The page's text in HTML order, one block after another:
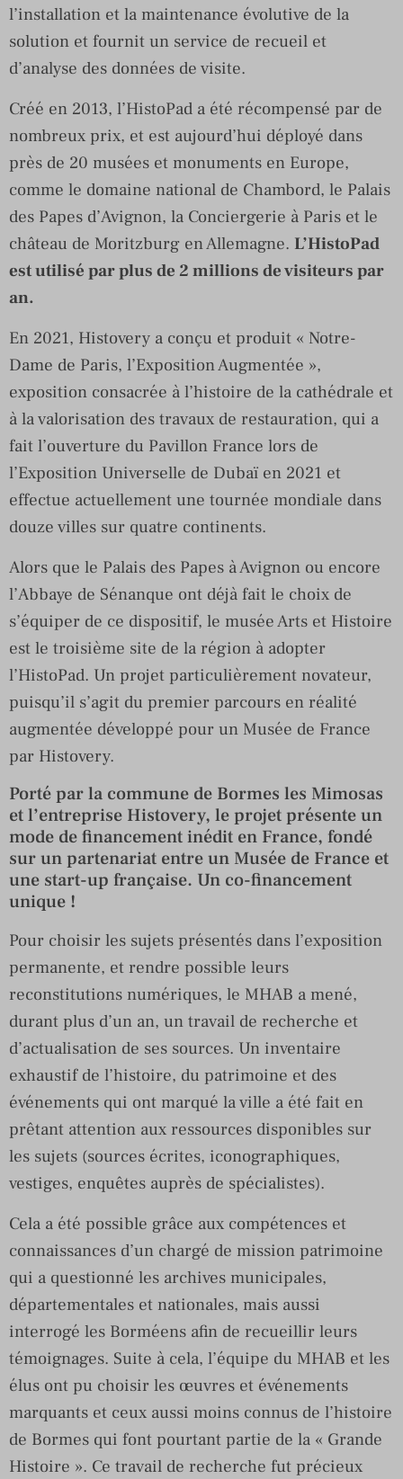
l’installation et la maintenance évolutive de la
solution et fournit un service de recueil et
d’analyse des données de visite.
Créé en 2013, l’HistoPad a été récompensé par de
nombreux prix, et est aujourd’hui déployé dans
près de 20 musées et monuments en Europe,
comme le domaine national de Chambord, le Palais
des Papes d’Avignon, la Conciergerie à Paris et le
château de Moritzburg en Allemagne. L’HistoPad
est utilisé par plus de 2 millions de visiteurs par
an.
En 2021, Histovery a conçu et produit « Notre-
Dame de Paris, l’Exposition Augmentée »,
exposition consacrée à l’histoire de la cathédrale et
à la valorisation des travaux de restauration, qui a
fait l’ouverture du Pavillon France lors de
l’Exposition Universelle de Dubaï en 2021 et
effectue actuellement une tournée mondiale dans
douze villes sur quatre continents.
Alors que le Palais des Papes à Avignon ou encore
l’Abbaye de Sénanque ont déjà fait le choix de
s’équiper de ce dispositif, le musée Arts et Histoire
est le troisième site de la région à adopter
l’HistoPad. Un projet particulièrement novateur,
puisqu’il s’agit du premier parcours en réalité
augmentée développé pour un Musée de France
par Histovery.
Porté par la commune de Bormes les Mimosas
et l’entreprise Histovery, le projet présente un
mode de financement inédit en France, fondé
sur un partenariat entre un Musée de France et
une start-up française. Un co-financement
unique !
Pour choisir les sujets présentés dans l’exposition
permanente, et rendre possible leurs
reconstitutions numériques, le MHAB a mené,
durant plus d’un an, un travail de recherche et
d’actualisation de ses sources. Un inventaire
exhaustif de l’histoire, du patrimoine et des
événements qui ont marqué la ville a été fait en
prêtant attention aux ressources disponibles sur
les sujets (sources écrites, iconographiques,
vestiges, enquêtes auprès de spécialistes).
Cela a été possible grâce aux compétences et
connaissances d’un chargé de mission patrimoine
qui a questionné les archives municipales,
départementales et nationales, mais aussi
interrogé les Borméens afin de recueillir leurs
témoignages. Suite à cela, l’équipe du MHAB et les
élus ont pu choisir les œuvres et événements
marquants et ceux aussi moins connus de l’histoire
de Bormes qui font pourtant partie de la « Grande
Histoire ». Ce travail de recherche fut précieux